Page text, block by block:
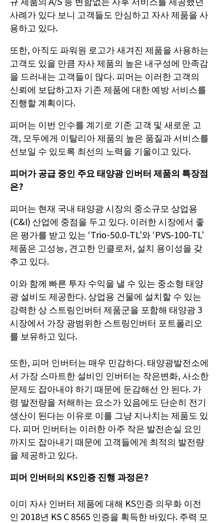
사례가 있다 보니 고객들도 안심하고 자사 제품을 사
용하고 있다.
또한, 아직도 파워원 로고가 새겨진 제품을 사용하는
고객도 있을 만큼 자사 제품의 높은 내구성에 만족감
을 드러내는 고객들이 많다. 피머는 이러한 고객의
신뢰에 보답하고자 기존 제품에 대한 예방 서비스를
진행할 계획이다.
피머는 이번 인수를 계기로 기존 고객 및 새로운 고
객, 모두에게 이탈리아 제품의 높은 품질과 서비스를
선보일 수 있도록 최선의 노력을 기울이고 있다.
피머가 공급 중인 주요 태양광 인버터 제품의 특장점
은?
피머는 현재 국내 태양광 시장의 중소규모 상업용
(C&I) 산업에 중점을 두고 있다. 이러한 시장에서 좋
은 평가를 받고 있는 ‘Trio-50.0-TL’와 ‘PVS-100-TL’
제품은 고성능, 견고한 인클로저, 설치 용이성을 갖
추고 있다.
이와 함께 빠른 투자 수익을 낼 수 있는 중소형 태양
광 설비도 제공한다. 상업용 건물에 설치할 수 있는
강력한 상 스트링인버터 제품군을 포함해 태양광 3
시장에서 가장 광범위한 스트링인버터 포트폴리오
를 보유하고 있다.
또한, 피머 인버터는 매우 민감하다. 태양광발전소에
서 가장 스마트한 설비인 인버터는 작은변화, 사소한
문제도 잡아내야 하기 때문에 둔감해선 안 된다. 가
령 발전량을 저해하는 요소가 있음에도 단순히 전기
생산이 된다는 이유로 이를 그냥 지나치는 제품도 있
다. 피머 인버터는 이러한 아주 작은 발전손실 요인
까지도 잡아내기 때문에 고객들에게 최적의 발전량
을 제공하고 있다.
피머 인버터의 KS인증 진행 과정은?
이미 자사 인버터 제품에 대해 KS인증 의무화 이전
인 2018년 KS C 8565 인증을 획득한 바있다. 주력 모